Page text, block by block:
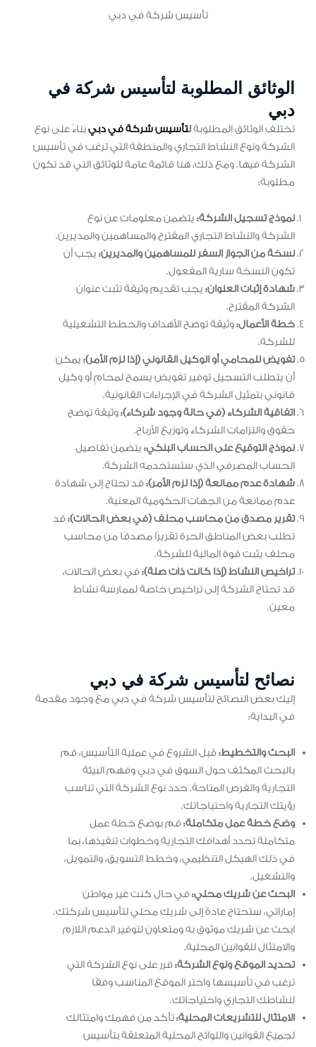
تأسيس شركة في دبي
الوثائق المطلوبة لتأسيس شركة في
دبي
تختلف الوثائق المطلوبةلتأسيس شركة في دبيبناءً على نوع
الشركة ونوع النشاط التجاري والمنطقة التي ترغب في تأسيس
الشركة فيها. ومع ذلك، هنا قائمة عامة للوثائق التي قد تكون
مطلوبة:
نموذج تسجيل الشركة: يتضمن معلومات عن نوع
الشركة والنشاط التجاري المقترح والمساهمين والمديرين.
نسخة من الجواز السفر للمساهمين والمديرين: يجب أن
تكون النسخة سارية المفعول.
شهادة إثبات العنوان: يجب تقديم وثيقة تثبت عنوان
الشركة المقترح.
خطة الأعمال:وثيقة توضح الأهداف والخطط التشغيلية
للشركة.
تفويض للمحامي أو الوكيل القانوني (إذا لزم الأمر): يمكن
أن يتطلب التسجيل توفير تفويض يسمح لمحامٍ أو وكيل
قانوني بتمثيل الشركة في الإجراءات القانونية.
اتفاقية الشركاء (في حالة وجود شركاء):وثيقة توضح
حقوق والتزامات الشركاء وتوزيع الأرباح.
نموذج التوقيع على الحساب البنكي: يتضمن تفاصيل
الحساب المصرفي الذي ستستخدمه الشركة.
شهادة عدم ممانعة (إذا لزم الأمر):قد تحتاج إلى شهادة
عدم ممانعة من الجهات الحكومية المعنية.
تقرير مصدق من محاسب محلف (في بعض الحالات):قد
تطلب بعض المناطق الحرة تقريرًا مصدقًا من محاسب
محلف يثبت قوة المالية للشركة.
تراخيص النشاط (إذا كانت ذات صلة):في بعض الحالات،
قد تحتاج الشركة إلى تراخيص خاصة لممارسة نشاط
معين.
نصائح لتأسيس شركة في دبي
إليك بعض النصائح لتأسيس شركة في دبي مع وجود مقدمة
في البداية:
البحث والتخطيط:قبل الشروع في عملية التأسيس، قم
بالبحث المكثف حول السوق في دبي وفهم البيئة
التجارية والفرص المتاحة. حدد نوع الشركة التي تناسب
رؤيتك التجارية واحتياجاتك.
وضع خطة عمل متكاملة:قم بوضع خطة عمل
متكاملة تحدد أهدافك التجارية وخطوات تنفيذها، بما
في ذلك الهيكل التنظيمي، وخطط التسويق، والتمويل،
والتشغيل.
البحث عن شريك محلي:في حال كنت غير مواطن
إماراتي، ستحتاج عادةً إلى شريك محلي لتأسيس شركتك.
ابحث عن شريك موثوق به ومتعاون لتوفير الدعم اللازم
والامتثال للقوانين المحلية.
تحديد الموقع ونوع الشركة:قرر على نوع الشركة التي
ترغب في تأسيسها واختر الموقع المناسب وفقًا
لنشاطك التجاري واحتياجاتك.
الامتثال للتشريعات المحلية:تأكد من فهمك وامتثالك
لجميع القوانين واللوائح المحلية المتعلقة بتأسيس